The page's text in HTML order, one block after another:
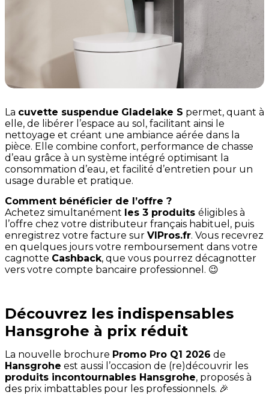
La cuvette suspendue Gladelake S permet, quant à
elle, de libérer l’espace au sol, facilitant ainsi le
nettoyage et créant une ambiance aérée dans la
pièce. Elle combine confort, performance de chasse
d’eau grâce à un système intégré optimisant la
consommation d’eau, et facilité d’entretien pour un
usage durable et pratique.
Comment bénéficier de l’offre ?
Achetez simultanément les 3 produits éligibles à
l’offre chez votre distributeur français habituel, puis
enregistrez votre facture sur VIPros.fr. Vous recevrez
en quelques jours votre remboursement dans votre
cagnotte Cashback, que vous pourrez décagnotter
vers votre compte bancaire professionnel. 😉
Découvrez les indispensables
Hansgrohe à prix réduit
La nouvelle brochure Promo Pro Q1 2026 de
Hansgrohe est aussi l’occasion de (re)découvrir les
produits incontournables Hansgrohe, proposés à
des prix imbattables pour les professionnels. 🎉